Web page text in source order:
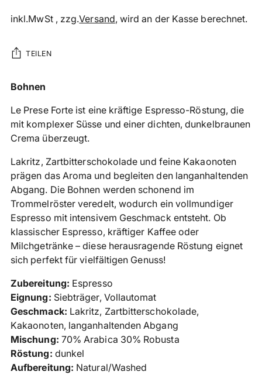
inkl.MwSt , zzg.Versand, wird an der Kasse berechnet.
TEILEN
Produkt
den
Warenkorb
legen
Bohnen
Le Prese Forte ist eine kräftige Espresso-Röstung, die
mit komplexer Süsse und einer dichten, dunkelbraunen
Crema überzeugt.
Lakritz, Zartbitterschokolade und feine Kakaonoten
prägen das Aroma und begleiten den langanhaltenden
Abgang. Die Bohnen werden schonend im
Trommelröster veredelt, wodurch ein vollmundiger
Espresso mit intensivem Geschmack entsteht. Ob
klassischer Espresso, kräftiger Kaffee oder
Milchgetränke – diese herausragende Röstung eignet
sich perfekt für vielfältigen Genuss!
Zubereitung: Espresso
Eignung: Siebträger, Vollautomat
Geschmack: Lakritz, Zartbitterschokolade,
Kakaonoten, langanhaltenden Abgang
Mischung: 70% Arabica 30% Robusta
Röstung: dunkel
Aufbereitung: Natural/Washed